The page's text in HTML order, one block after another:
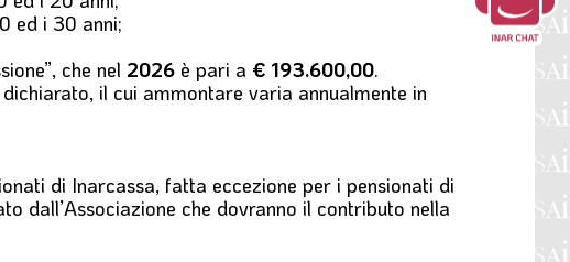
ed i 30 anni;
che nel 2026 è pari a € 193.600,00.
il cui ammontare varia annualmente in
di Inarcassa, fatta eccezione per i pensionati di
dall’Associazione che dovranno il contributo nella